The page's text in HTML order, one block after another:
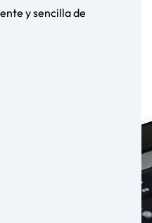
y sencilla de